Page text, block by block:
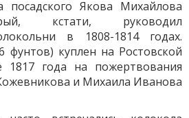
посадского Якова Михайлова
кстати, руководил
в 1808-1814 годах.
фунтов) куплен на Ростовской
1817 года на пожертвования
и Михаила Иванова